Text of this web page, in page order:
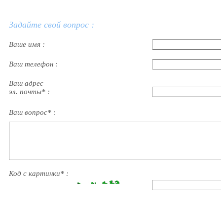
Задайте свой вопрос :
Ваше имя :
Ваш телефон :
Ваш адрес
эл. почты* :
Ваш вопрос* :
Код с картинки* :